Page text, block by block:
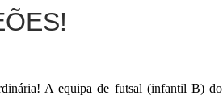
A equipa de futsal (infantil B) do